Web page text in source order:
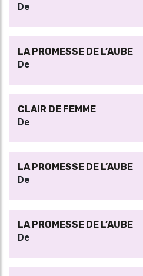
De
LA PROMESSE DE L’AUBE
De
CLAIR DE FEMME
De
LA PROMESSE DE L’AUBE
De
LA PROMESSE DE L’AUBE
De